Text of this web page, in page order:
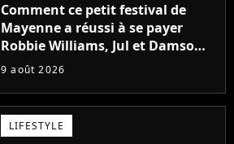
Comment ce petit festival de
Mayenne a réussi à se payer
Robbie Williams, Jul et Damso
cette année ?
9 août 2026
LIFESTYLE